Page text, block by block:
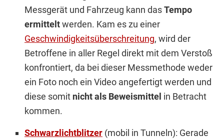
Messgerät und Fahrzeug kann dasTempo
ermitteltwerden. Kam es zu einer
Geschwindigkeitsüberschreitung, wird der
Betroffene in aller Regel direkt mit dem Verstoß
konfrontiert, da bei dieser Messmethode weder
ein Foto noch ein Video angefertigt werden und
diese somit nicht als Beweismittel in Betracht
kommen.
Schwarzlichtblitzer(mobil in Tunneln): Gerade